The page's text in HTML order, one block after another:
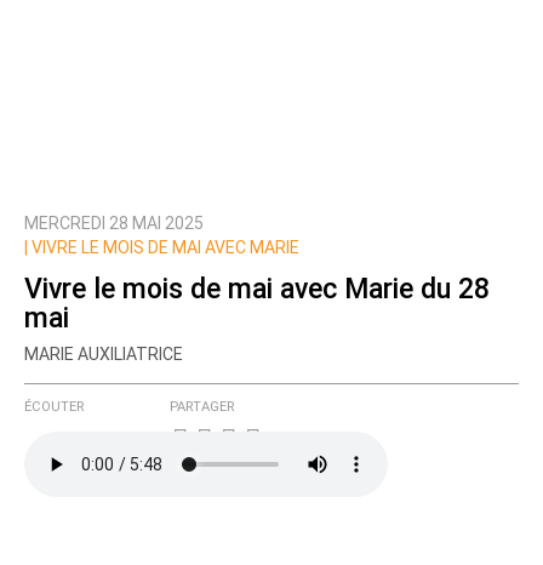
MERCREDI 28 MAI 2025
VIVRE LE MOIS DE MAI AVEC MARIE
Vivre le mois de mai avec Marie du 28
mai
MARIE AUXILIATRICE
ÉCOUTER PARTAGER